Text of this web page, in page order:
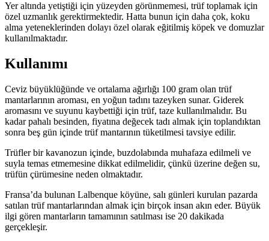
Yer altında yetiştiği için yüzeyden görünmemesi, trüf toplamak için
özel uzmanlık gerektirmektedir. Hatta bunun için daha çok, koku
alma yeteneklerinden dolayı özel olarak eğitilmiş köpek ve domuzlar
kullanılmaktadır.
Kullanımı
Ceviz büyüklüğünde ve ortalama ağırlığı 100 gram olan trüf
mantarlarının aroması, en yoğun tadını tazeyken sunar. Giderek
aromasını ve suyunu kaybettiği için trüf, taze kullanılmalıdır. Bu
kadar pahalı besinden, fiyatına değecek tadı almak için toplandıktan
sonra beş gün içinde trüf mantarının tüketilmesi tavsiye edilir.
Trüfler bir kavanozun içinde, buzdolabında muhafaza edilmeli ve
suyla temas etmemesine dikkat edilmelidir, çünkü üzerine değen su,
trüfün çürümesine neden olmaktadır.
Fransa’da bulunan Lalbenque köyüne, salı günleri kurulan pazarda
satılan trüf mantarlarından almak için birçok insan akın eder. Büyük
ilgi gören mantarların tamamının satılması ise 20 dakikada
gerçekleşir.